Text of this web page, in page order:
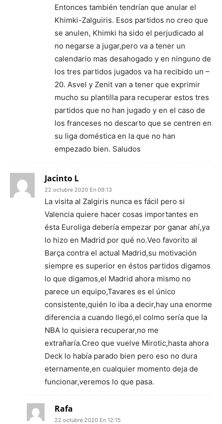
Entonces también tendrían que anular el
Khimki-Zalguiris. Esos partidos no creo que
se anulen, Khimki ha sido el perjudicado al
no negarse a jugar,pero va a tener un
calendario mas desahogado y en ninguno de
los tres partidos jugados va ha recibido un –
20. Asvel y Zenit van a tener que exprimir
mucho su plantilla para recuperar estos tres
partidos que no han jugado y en el caso de
los franceses no descarto que se centren en
su liga doméstica en la que no han
empezado bien. Saludos
Jacinto L
22 octubre 2020 En 09:13
La visita al Zalgiris nunca es fácil pero si
Valencia quiere hacer cosas importantes en
ésta Euroliga debería empezar por ganar ahí,ya
lo hizo en Madrid por qué no.Veo favorito al
Barça contra el actual Madrid,su motivación
siempre es superior en éstos partidos digamos
lo que digamos,el Madrid ahora mismo no
parece un equipo,Tavares es el único
consistente,quién lo iba a decir,hay una enorme
diferencia a cuando llegó,el colmo sería que la
NBA lo quisiera recuperar,no me
extrañaría.Creo que vuelve Mirotic,hasta ahora
Deck lo había parado bien pero eso no dura
eternamente,en cualquier momento deja de
funcionar,veremos lo que pasa.
Rafa
22 octubre 2020 En 12:15